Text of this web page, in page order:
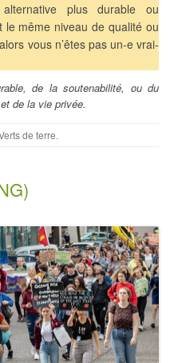
plus durable ou
le même niveau de qualité ou
vous n’êtes pas un-e vrai-
de la soutenabilité, ou du
de la vie privée.
de terre.